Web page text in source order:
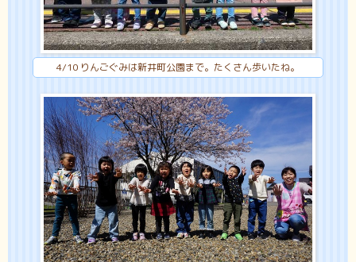
4/10 りんごぐみは新井町公園まで。たくさん歩いたね。